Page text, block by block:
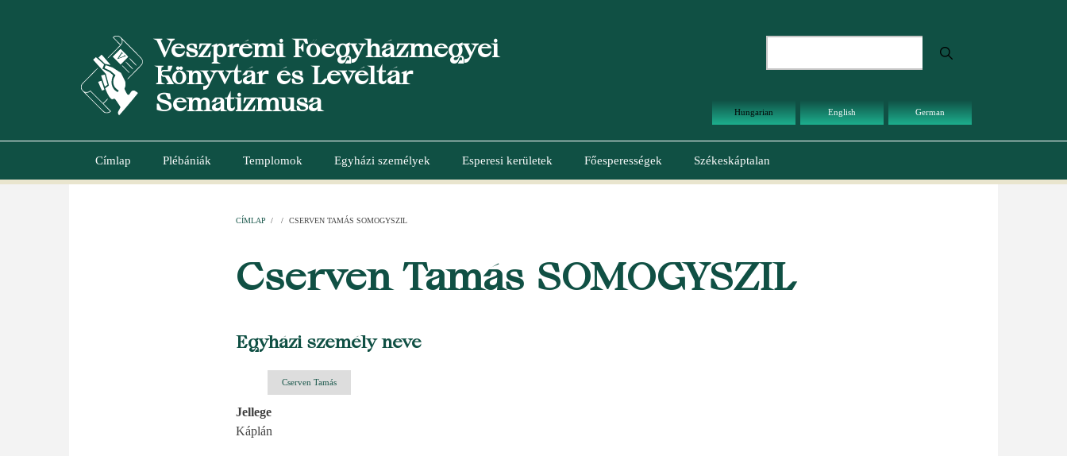
Veszprémi Főegyházmegyei
Könyvtár és Levéltár
Sematizmusa
Hungarian English German
Main
Címlap Plébániák Templomok Egyházi személyek Esperesi kerületek Főesperességek Székeskáptalan
CÍMLAP / / CSERVEN TAMÁS SOMOGYSZIL
Cserven Tamás SOMOGYSZIL
Egyházi személy neve
Cserven Tamás
Jellege
Káplán